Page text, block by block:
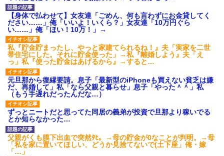
【身体で払わせて】女友達「ごめん、何も言わずにお金貸してく
ださい……」俺「いいよ！いくら？」女友達「10万円ぐら
い……」俺「ほい！10万！」→
私『貯金貯まったし、やっと家建てられるね！』夫「実家を二世
帯住宅にした。それに貯金使った」→私『離婚しよう』夫「え
っ」私『使った貯金はあげるから』→すると…
元旦那から復縁要請。息子「最新型のiPhoneも買えない貧乏は嫌
だ、再婚して」私「なら父親と暮らせ」息子「やった＾＾」私
（もう手遅れだったんだな…）
ずっとニートだと思ってた同居の義弟が投資で旦那より稼いでる
とか知らなかった…
父親がくも膜下出血で突然ﾀﾋ。→母の貯金が0なことが判明。→母
「私を家に置いてほしい、どうか見捨てないで(土下座」俺・嫁
「…」